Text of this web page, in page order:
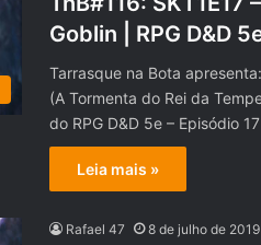
Goblin | RPG D&D
Tarrasque na Bota
(A Tormenta do Rei da
do RPG D&D 5e – Episódio
Leia mais »
Rafael 47 8 de julho de 2019